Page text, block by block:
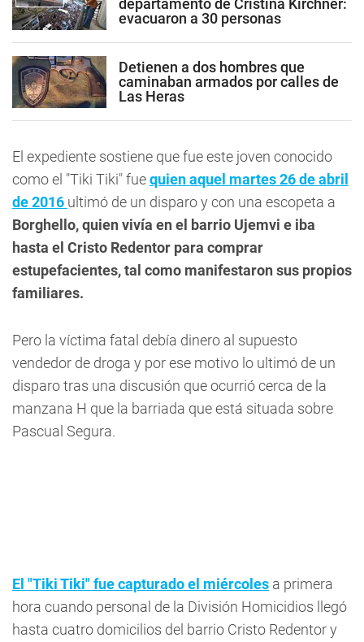
evacuaron a 30 personas
Detienen a dos hombres que
caminaban armados por calles de
Las Heras
El expediente sostiene que fue este joven conocido
como el "Tiki Tiki" fuequien aquel martes 26 de abril
de 2016 ultimó de un disparo y con una escopeta a
Borghello, quien vivía en el barrio Ujemvi e iba
hasta el Cristo Redentor para comprar
estupefacientes, tal como manifestaron sus propios
familiares.
Pero la víctima fatal debía dinero al supuesto
vendedor de droga y por ese motivo lo ultimó de un
disparo tras una discusión que ocurrió cerca de la
manzana H que la barriada que está situada sobre
Pascual Segura.
El "Tiki Tiki" fue capturado el miércoles a primera
hora cuando personal de la División Homicidios llegó
hasta cuatro domicilios del barrio Cristo Redentor y